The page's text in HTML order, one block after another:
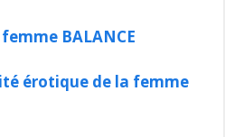
BALANCE
érotique de la femme